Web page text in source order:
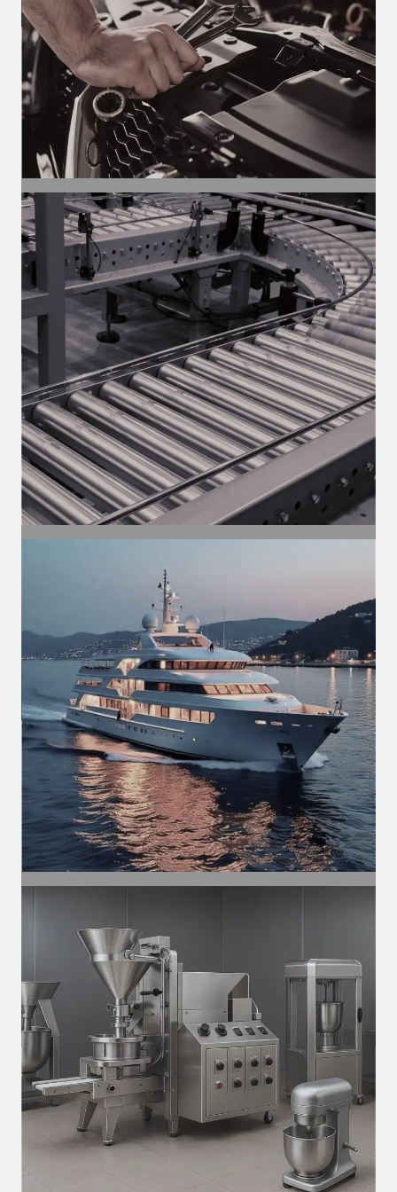
SEGMENTO
Autopeças
Motores para o mercado de reposição —
linha pesada, vans e utilitários.
Motores para esteiras, compressores,
ventilação e automação de linhas
produtivas.
Naval
Motores para ventilação, exaustores e
sistemas auxiliares em embarcações.